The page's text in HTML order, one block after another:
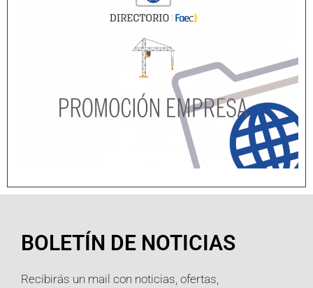
BOLETÍN DE NOTICIAS
Recibirás un mail con noticias, ofertas,